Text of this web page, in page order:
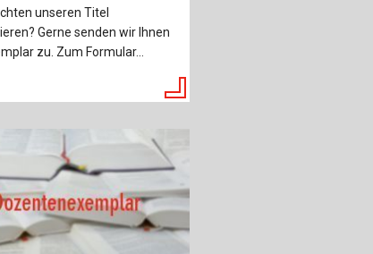
unseren Titel
Gerne senden wir Ihnen
zu. Zum Formular...